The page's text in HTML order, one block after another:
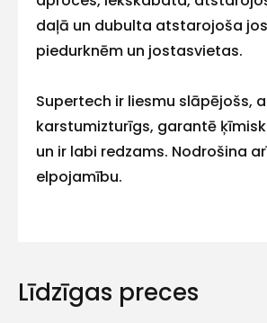
daļā un dubulta atstarojoša
piedurknēm un jostasvietas.
Supertech ir liesmu slāpējošs,
karstumizturīgs, garantē
un ir labi redzams. Nodrošina
elpojamību.
Convective Heat:B1 Radiant
Līdzīgas preces
iespējas
ātrāk
Vārds
E-pasts